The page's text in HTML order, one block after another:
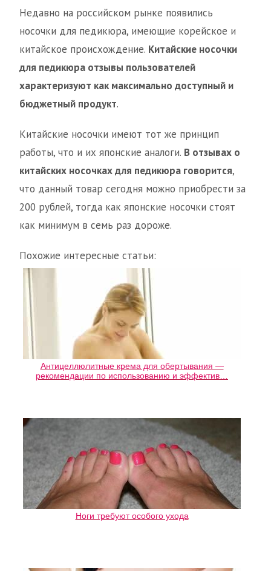
Недавно на российском рынке появились
носочки для педикюра, имеющие корейское и
китайское происхождение. Китайские носочки
для педикюра отзывы пользователей
характеризуют как максимально доступный и
бюджетный продукт.
Китайские носочки имеют тот же принцип
работы, что и их японские аналоги. В отзывах о
китайских носочках для педикюра говорится,
что данный товар сегодня можно приобрести за
200 рублей, тогда как японские носочки стоят
как минимум в семь раз дороже.
Похожие интересные статьи:
Антицеллюлитные крема для обертывания —
рекомендации по использованию и эффектив…
Ноги требуют особого ухода